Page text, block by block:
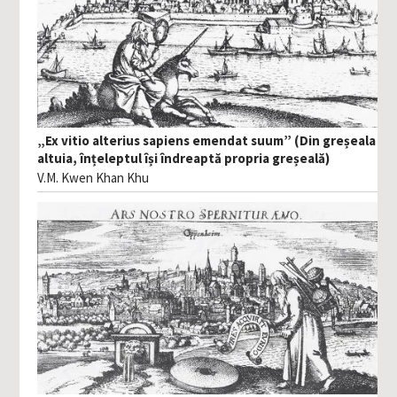
„Ex vitio alterius sapiens emendat suum” (Din greșeala
altuia, înțeleptul își îndreaptă propria greșeală)
V.M. Kwen Khan Khu